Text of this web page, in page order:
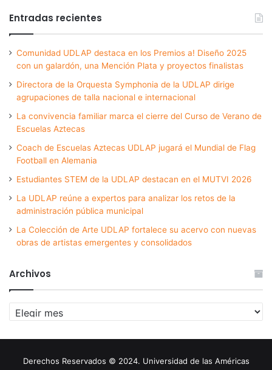
Entradas recientes
Comunidad UDLAP destaca en los Premios a! Diseño 2025
con un galardón, una Mención Plata y proyectos finalistas
Directora de la Orquesta Symphonia de la UDLAP dirige
agrupaciones de talla nacional e internacional
La convivencia familiar marca el cierre del Curso de Verano de
Escuelas Aztecas
Coach de Escuelas Aztecas UDLAP jugará el Mundial de Flag
Football en Alemania
Estudiantes STEM de la UDLAP destacan en el MUTVI 2026
La UDLAP reúne a expertos para analizar los retos de la
administración pública municipal
La Colección de Arte UDLAP fortalece su acervo con nuevas
obras de artistas emergentes y consolidados
Archivos
Archivos
Derechos Reservados © 2024. Universidad de las Américas